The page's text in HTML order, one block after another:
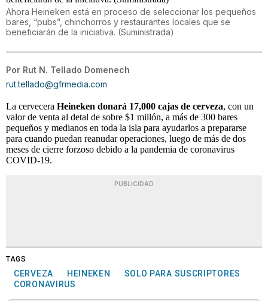
Ahora Heineken está en proceso de seleccionar los pequeños
bares, “pubs”, chinchorros y restaurantes locales que se
beneficiarán de la iniciativa. (Suministrada)
Por Rut N. Tellado Domenech
rut.tellado@gfrmedia.com
La cervecera Heineken donará 17,000 cajas de cerveza, con un
valor de venta al detal de sobre $1 millón, a más de 300 bares
pequeños y medianos en toda la isla para ayudarlos a prepararse
para cuando puedan reanudar operaciones, luego de más de dos
meses de cierre forzoso debido a la pandemia de coronavirus
COVID-19.
PUBLICIDAD
TAGS
CERVEZA HEINEKEN
SOLO PARA SUSCRIPTORES
CORONAVIRUS